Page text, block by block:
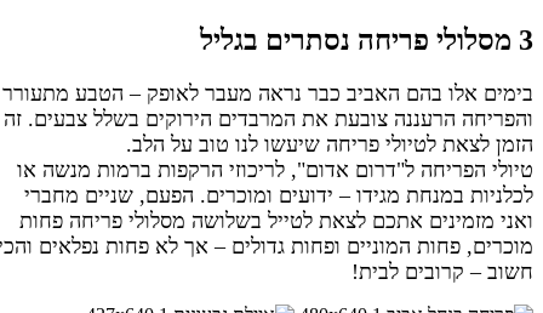
3 מסלולי פריחה נסתרים בגליל
בימים אלו בהם האביב כבר נראה מעבר לאופק – הטבע מתעורר
והפריחה הרעננה צובעת את המרבדים הירוקים בשלל צבעים. זה
הזמן לצאת לטיולי פריחה שיעשו לנו טוב על הלב.
טיולי הפריחה ל"דרום אדום", לריכוזי הרקפות ברמות מנשה או
לכלניות במנחת מגידו – ידועים ומוכרים. הפעם, שניים מחברי
ואני מזמינים אתכם לצאת לטייל בשלושה מסלולי פריחה פחות
מוכרים, פחות המוניים ופחות גדולים – אך לא פחות נפלאים והכי
חשוב – קרובים לבית!